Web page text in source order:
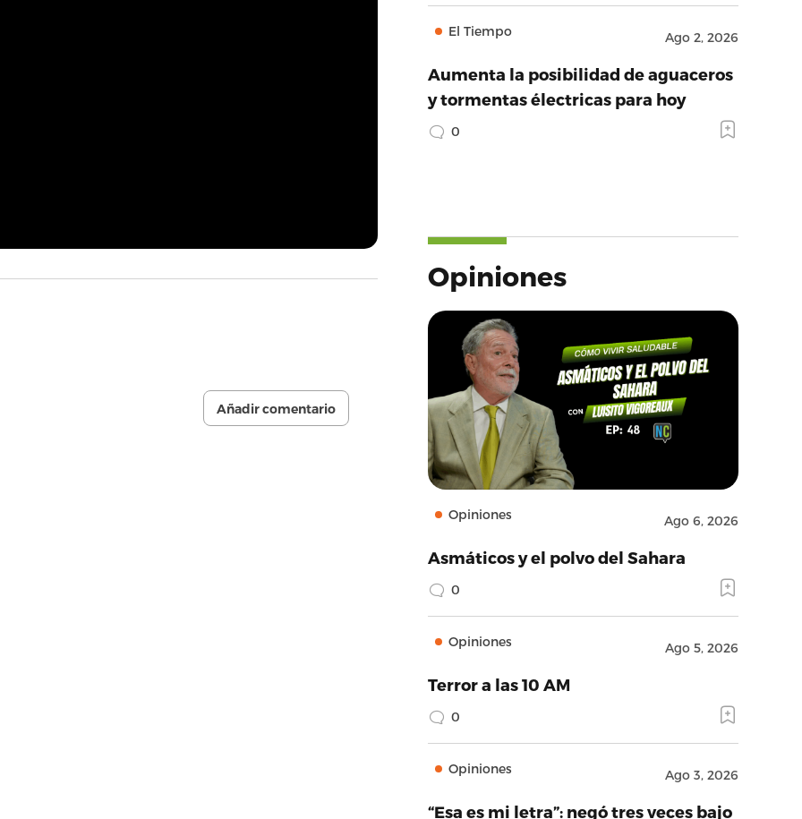
Añadir comentario
El Tiempo Ago 2, 2026
Aumenta la posibilidad de aguaceros
y tormentas électricas para hoy
0
Opiniones
Opiniones Ago 6, 2026
Asmáticos y el polvo del Sahara
0
Opiniones Ago 5, 2026
Terror a las 10 AM
0
Opiniones Ago 3, 2026
“Esa es mi letra”: negó tres veces bajo